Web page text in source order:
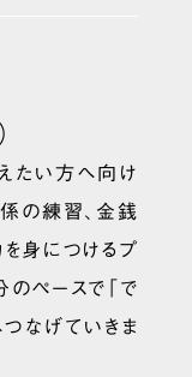
たい方へ向け
の練習、金銭
身につけるプ
のペースで「で
つなげていきま